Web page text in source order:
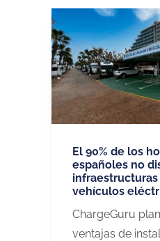
El 90% de los
españoles no
infraestructuras
vehículos
ChargeGuru
ventajas de